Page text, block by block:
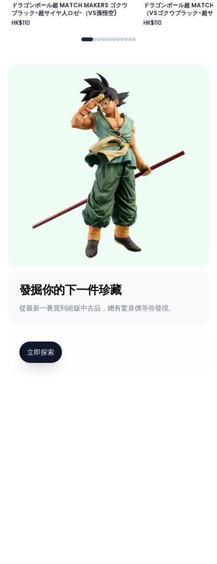
ドラゴンボール超 MATCH MAKERS ゴクウ
ブラック-超サイヤ人ロゼ-（VS孫悟空)
HK$110
ドラゴンボール超 MATCH
（VSゴクウブラック-超
HK$110
發掘你的下一件珍藏
從最新一番賞到絕版中古品，總有驚喜價等你發現。
立即探索